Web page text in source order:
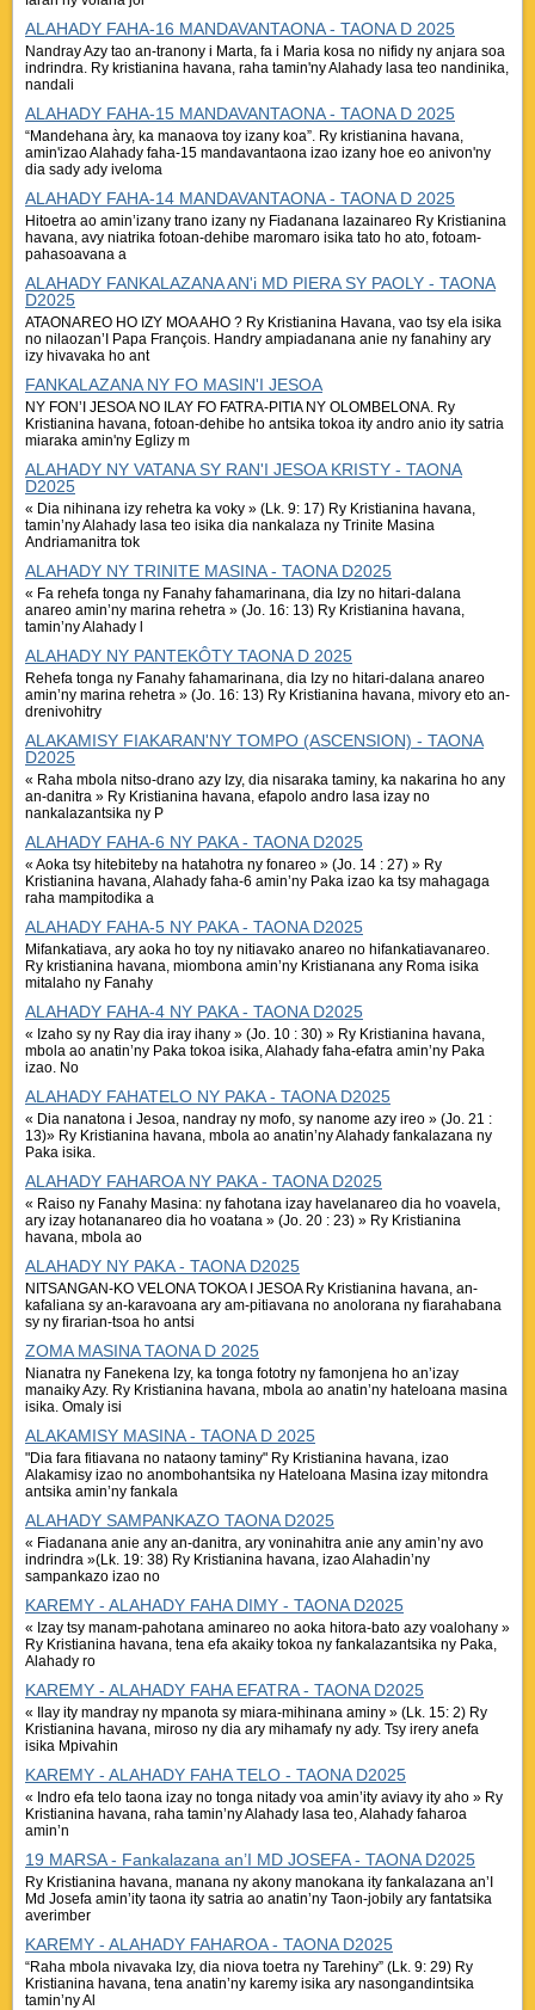
ALAHADY FAHA-16 MANDAVANTAONA - TAONA D 2025
Nandray Azy tao an-tranony i Marta, fa i Maria kosa no nifidy ny anjara soa
indrindra. Ry kristianina havana, raha tamin'ny Alahady lasa teo nandinika,
nandali
ALAHADY FAHA-15 MANDAVANTAONA - TAONA D 2025
“Mandehana àry, ka manaova toy izany koa”. Ry kristianina havana,
amin'izao Alahady faha-15 mandavantaona izao izany hoe eo anivon'ny
dia sady ady iveloma
ALAHADY FAHA-14 MANDAVANTAONA - TAONA D 2025
Hitoetra ao amin’izany trano izany ny Fiadanana lazainareo Ry Kristianina
havana, avy niatrika fotoan-dehibe maromaro isika tato ho ato, fotoam-
pahasoavana a
ALAHADY FANKALAZANA AN'i MD PIERA SY PAOLY - TAONA
D2025
ATAONAREO HO IZY MOA AHO ? Ry Kristianina Havana, vao tsy ela isika
no nilaozan’I Papa François. Handry ampiadanana anie ny fanahiny ary
izy hivavaka ho ant
FANKALAZANA NY FO MASIN'I JESOA
NY FON’I JESOA NO ILAY FO FATRA-PITIA NY OLOMBELONA. Ry
Kristianina havana, fotoan-dehibe ho antsika tokoa ity andro anio ity satria
miaraka amin'ny Eglizy m
ALAHADY NY VATANA SY RAN'I JESOA KRISTY - TAONA
D2025
« Dia nihinana izy rehetra ka voky » (Lk. 9: 17) Ry Kristianina havana,
tamin’ny Alahady lasa teo isika dia nankalaza ny Trinite Masina
Andriamanitra tok
ALAHADY NY TRINITE MASINA - TAONA D2025
« Fa rehefa tonga ny Fanahy fahamarinana, dia Izy no hitari-dalana
anareo amin’ny marina rehetra » (Jo. 16: 13) Ry Kristianina havana,
tamin’ny Alahady l
ALAHADY NY PANTEKÔTY TAONA D 2025
Rehefa tonga ny Fanahy fahamarinana, dia Izy no hitari-dalana anareo
amin’ny marina rehetra » (Jo. 16: 13) Ry Kristianina havana, mivory eto an-
drenivohitry
ALAKAMISY FIAKARAN'NY TOMPO (ASCENSION) - TAONA
D2025
« Raha mbola nitso-drano azy Izy, dia nisaraka taminy, ka nakarina ho any
an-danitra » Ry Kristianina havana, efapolo andro lasa izay no
nankalazantsika ny P
ALAHADY FAHA-6 NY PAKA - TAONA D2025
« Aoka tsy hitebiteby na hatahotra ny fonareo » (Jo. 14 : 27) » Ry
Kristianina havana, Alahady faha-6 amin’ny Paka izao ka tsy mahagaga
raha mampitodika a
ALAHADY FAHA-5 NY PAKA - TAONA D2025
Mifankatiava, ary aoka ho toy ny nitiavako anareo no hifankatiavanareo.
Ry kristianina havana, miombona amin’ny Kristianana any Roma isika
mitalaho ny Fanahy
ALAHADY FAHA-4 NY PAKA - TAONA D2025
« Izaho sy ny Ray dia iray ihany » (Jo. 10 : 30) » Ry Kristianina havana,
mbola ao anatin’ny Paka tokoa isika, Alahady faha-efatra amin’ny Paka
izao. No
ALAHADY FAHATELO NY PAKA - TAONA D2025
« Dia nanatona i Jesoa, nandray ny mofo, sy nanome azy ireo » (Jo. 21 :
13)» Ry Kristianina havana, mbola ao anatin’ny Alahady fankalazana ny
Paka isika.
ALAHADY FAHAROA NY PAKA - TAONA D2025
« Raiso ny Fanahy Masina: ny fahotana izay havelanareo dia ho voavela,
ary izay hotananareo dia ho voatana » (Jo. 20 : 23) » Ry Kristianina
havana, mbola ao
ALAHADY NY PAKA - TAONA D2025
NITSANGAN-KO VELONA TOKOA I JESOA Ry Kristianina havana, an-
kafaliana sy an-karavoana ary am-pitiavana no anolorana ny fiarahabana
sy ny firarian-tsoa ho antsi
ZOMA MASINA TAONA D 2025
Nianatra ny Fanekena Izy, ka tonga fototry ny famonjena ho an’izay
manaiky Azy. Ry Kristianina havana, mbola ao anatin’ny hateloana masina
isika. Omaly isi
ALAKAMISY MASINA - TAONA D 2025
"Dia fara fitiavana no nataony taminy" Ry Kristianina havana, izao
Alakamisy izao no anombohantsika ny Hateloana Masina izay mitondra
antsika amin’ny fankala
ALAHADY SAMPANKAZO TAONA D2025
« Fiadanana anie any an-danitra, ary voninahitra anie any amin’ny avo
indrindra »(Lk. 19: 38) Ry Kristianina havana, izao Alahadin’ny
sampankazo izao no
KAREMY - ALAHADY FAHA DIMY - TAONA D2025
« Izay tsy manam-pahotana aminareo no aoka hitora-bato azy voalohany »
Ry Kristianina havana, tena efa akaiky tokoa ny fankalazantsika ny Paka,
Alahady ro
KAREMY - ALAHADY FAHA EFATRA - TAONA D2025
« Ilay ity mandray ny mpanota sy miara-mihinana aminy » (Lk. 15: 2) Ry
Kristianina havana, miroso ny dia ary mihamafy ny ady. Tsy irery anefa
isika Mpivahin
KAREMY - ALAHADY FAHA TELO - TAONA D2025
« Indro efa telo taona izay no tonga nitady voa amin’ity aviavy ity aho » Ry
Kristianina havana, raha tamin’ny Alahady lasa teo, Alahady faharoa
amin’n
19 MARSA - Fankalazana an’I MD JOSEFA - TAONA D2025
Ry Kristianina havana, manana ny akony manokana ity fankalazana an’I
Md Josefa amin’ity taona ity satria ao anatin’ny Taon-jobily ary fantatsika
averimber
KAREMY - ALAHADY FAHAROA - TAONA D2025
“Raha mbola nivavaka Izy, dia niova toetra ny Tarehiny” (Lk. 9: 29) Ry
Kristianina havana, tena anatin’ny karemy isika ary nasongandintsika
tamin’ny Al